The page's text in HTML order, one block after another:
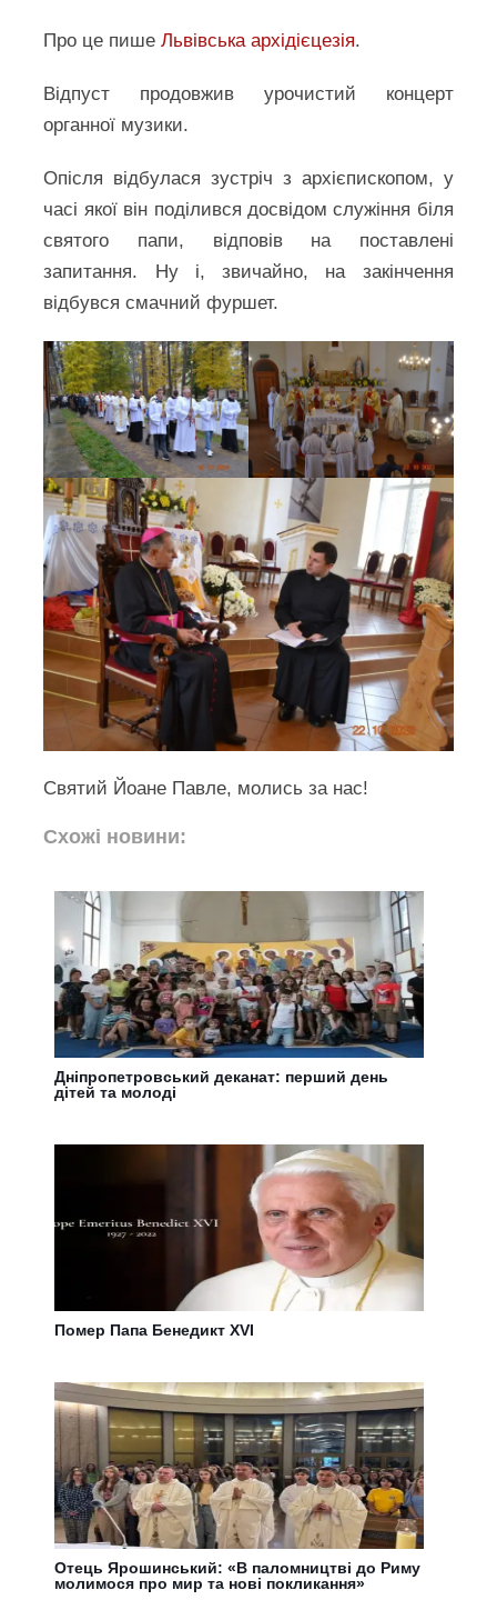
Про це пишеЛьвівська архідієцезія.
Відпуст продовжив урочистий концерт
органної музики.
Опісля відбулася зустріч з архієпископом, у
часі якої він поділився досвідом служіння біля
святого папи, відповів на поставлені
запитання. Ну і, звичайно, на закінчення
відбувся смачний фуршет.
Святий Йоане Павле, молись за нас!
Схожі новини:
Дніпропетровський деканат: перший день
дітей та молоді
Помер Папа Бенедикт XVI
Отець Ярошинський: «В паломництві до Риму
молимося про мир та нові покликання»